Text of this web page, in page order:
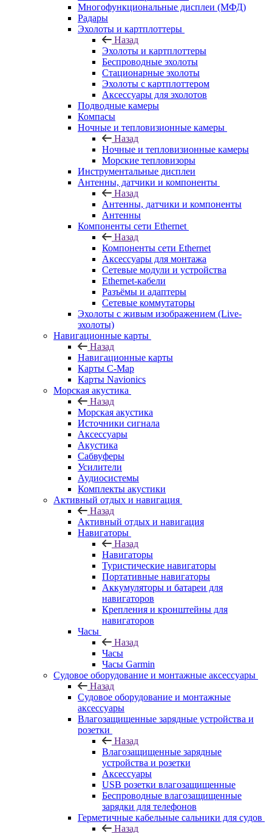
Многофункциональные дисплеи (МФД)
Радары
Эхолоты и картплоттеры
Назад
Эхолоты и картплоттеры
Беспроводные эхолоты
Стационарные эхолоты
Эхолоты с картплоттером
Аксессуары для эхолотов
Подводные камеры
Компасы
Ночные и тепловизионные камеры
Назад
Ночные и тепловизионные камеры
Морские тепловизоры
Инструментальные дисплеи
Антенны, датчики и компоненты
Назад
Антенны, датчики и компоненты
Антенны
Компоненты сети Ethernet
Назад
Компоненты сети Ethernet
Аксессуары для монтажа
Сетевые модули и устройства
Ethernet-кабели
Разъёмы и адаптеры
Сетевые коммутаторы
Эхолоты с живым изображением (Live-
эхолоты)
Навигационные карты
Назад
Навигационные карты
Карты C-Map
Карты Navionics
Морская акустика
Назад
Морская акустика
Источники сигнала
Аксессуары
Акустика
Сабвуферы
Усилители
Аудиосистемы
Комплекты акустики
Активный отдых и навигация
Назад
Активный отдых и навигация
Навигаторы
Назад
Навигаторы
Туристические навигаторы
Портативные навигаторы
Аккумуляторы и батареи для
навигаторов
Крепления и кронштейны для
навигаторов
Часы
Назад
Часы
Часы Garmin
Судовое оборудование и монтажные аксессуары
Назад
Судовое оборудование и монтажные
аксессуары
Влагозащищенные зарядные устройства и
розетки
Назад
Влагозащищенные зарядные
устройства и розетки
Аксессуары
USB розетки влагозащищенные
Беспроводные влагозащищенные
зарядки для телефонов
Герметичные кабельные сальники для судов
Назад